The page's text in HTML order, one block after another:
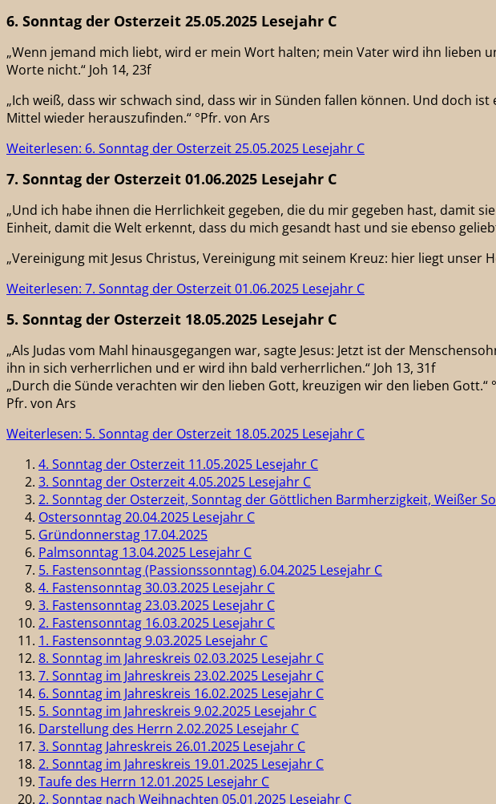
6. Sonntag der Osterzeit 25.05.2025 Lesejahr C
„Wenn jemand mich liebt, wird er mein Wort halten; mein Vater wird ihn
Worte nicht.“ Joh 14, 23f
„Ich weiß, dass wir schwach sind, dass wir in Sünden fallen können. Und doch
Mittel wieder herauszufinden.“ °Pfr. von Ars
Weiterlesen: 6. Sonntag der Osterzeit 25.05.2025 Lesejahr C
7. Sonntag der Osterzeit 01.06.2025 Lesejahr C
„Und ich habe ihnen die Herrlichkeit gegeben, die du mir gegeben hast, damit
Einheit, damit die Welt erkennt, dass du mich gesandt hast und sie ebenso
„Vereinigung mit Jesus Christus, Vereinigung mit seinem Kreuz: hier liegt unser
Weiterlesen: 7. Sonntag der Osterzeit 01.06.2025 Lesejahr C
5. Sonntag der Osterzeit 18.05.2025 Lesejahr C
„Als Judas vom Mahl hinausgegangen war, sagte Jesus: Jetzt ist der
ihn in sich verherrlichen und er wird ihn bald verherrlichen.“ Joh 13, 31f
„Durch die Sünde verachten wir den lieben Gott, kreuzigen wir den lieben Gott.“ °
Pfr. von Ars
Weiterlesen: 5. Sonntag der Osterzeit 18.05.2025 Lesejahr C
4. Sonntag der Osterzeit 11.05.2025 Lesejahr C
3. Sonntag der Osterzeit 4.05.2025 Lesejahr C
2. Sonntag der Osterzeit, Sonntag der Göttlichen Barmherzigkeit, Weißer
Ostersonntag 20.04.2025 Lesejahr C
Gründonnerstag 17.04.2025
Palmsonntag 13.04.2025 Lesejahr C
5. Fastensonntag (Passionssonntag) 6.04.2025 Lesejahr C
4. Fastensonntag 30.03.2025 Lesejahr C
3. Fastensonntag 23.03.2025 Lesejahr C
2. Fastensonntag 16.03.2025 Lesejahr C
1. Fastensonntag 9.03.2025 Lesejahr C
8. Sonntag im Jahreskreis 02.03.2025 Lesejahr C
7. Sonntag im Jahreskreis 23.02.2025 Lesejahr C
6. Sonntag im Jahreskreis 16.02.2025 Lesejahr C
5. Sonntag im Jahreskreis 9.02.2025 Lesejahr C
Darstellung des Herrn 2.02.2025 Lesejahr C
3. Sonntag Jahreskreis 26.01.2025 Lesejahr C
2. Sonntag im Jahreskreis 19.01.2025 Lesejahr C
Taufe des Herrn 12.01.2025 Lesejahr C
2. Sonntag nach Weihnachten 05.01.2025 Lesejahr C